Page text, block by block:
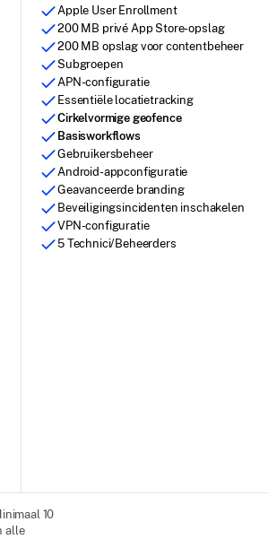
Apple User Enrollment
200 MB privé App Store-opslag
200 MB opslag voor contentbeheer
Subgroepen
APN-configuratie
Essentiële locatietracking
Cirkelvormige geofence
Basisworkflows
Gebruikersbeheer
Android-appconfiguratie
Geavanceerde branding
Beveiligingsincidenten inschakelen
VPN-configuratie
5 Technici/Beheerders
10
alle